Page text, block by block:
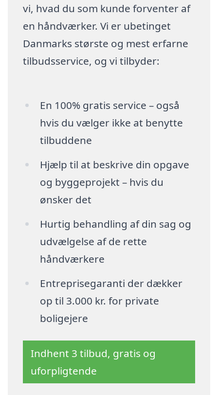
vi, hvad du som kunde forventer af
en håndværker. Vi er ubetinget
Danmarks største og mest erfarne
tilbudsservice, og vi tilbyder:
En 100% gratis service – også
hvis du vælger ikke at benytte
tilbuddene
Hjælp til at beskrive din opgave
og byggeprojekt – hvis du
ønsker det
Hurtig behandling af din sag og
udvælgelse af de rette
håndværkere
Entreprisegaranti der dækker
op til 3.000 kr. for private
boligejere
Indhent 3 tilbud, gratis og
uforpligtende